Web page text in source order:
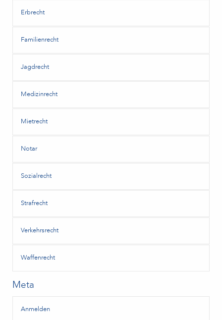
Erbrecht
Familienrecht
Jagdrecht
Medizinrecht
Mietrecht
Notar
Sozialrecht
Strafrecht
Verkehrsrecht
Waffenrecht
Meta
Anmelden